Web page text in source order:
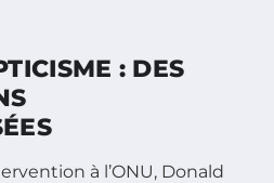
: DES
à l’ONU, Donald